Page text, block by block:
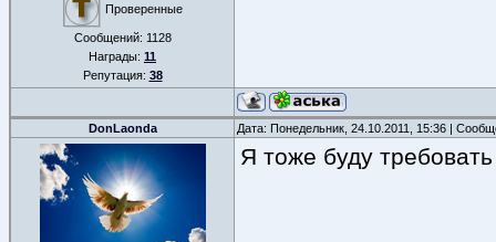
Проверенные
Сообщений: 1128
Награды: 11
Репутация: 38
DonLaonda Дата: Понедельник, 24.10.2011, 15:36 |
Я тоже буду